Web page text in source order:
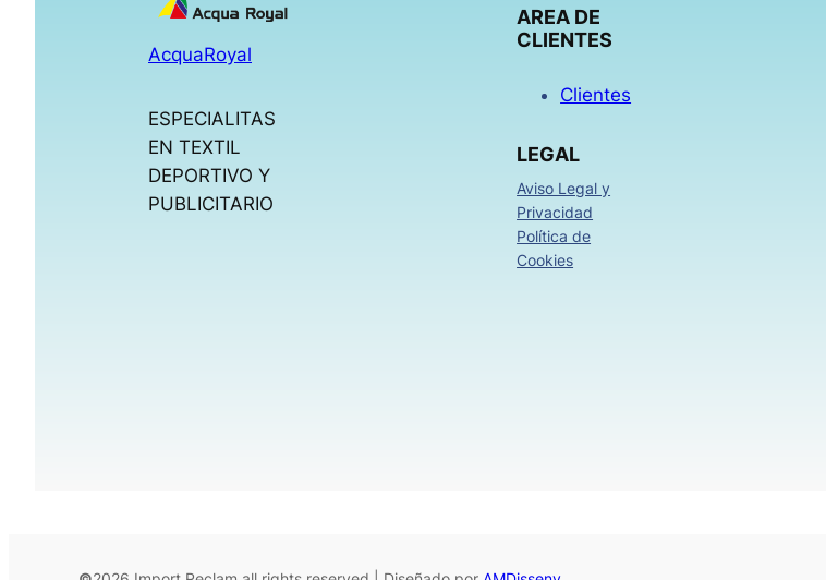
AcquaRoyal
ESPECIALITAS
EN TEXTIL
DEPORTIVO Y
PUBLICITARIO
AREA DE
CLIENTES
Clientes
LEGAL
Aviso Legal y
Privacidad
Política de
Cookies